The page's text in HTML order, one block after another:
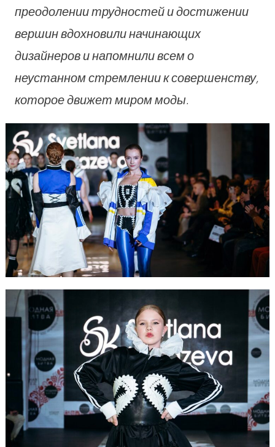
преодолении трудностей и достижении
вершин вдохновили начинающих
дизайнеров и напомнили всем о
неустанном стремлении к совершенству,
которое движет миром моды.